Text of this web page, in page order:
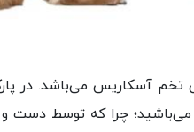
آسکاریس می‌باشد. در
چرا که توسط دست و